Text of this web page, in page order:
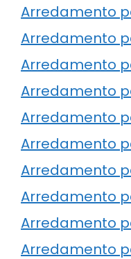
Arredamento
Arredamento
Arredamento
Arredamento
Arredamento
Arredamento
Arredamento
Arredamento
Arredamento
Arredamento